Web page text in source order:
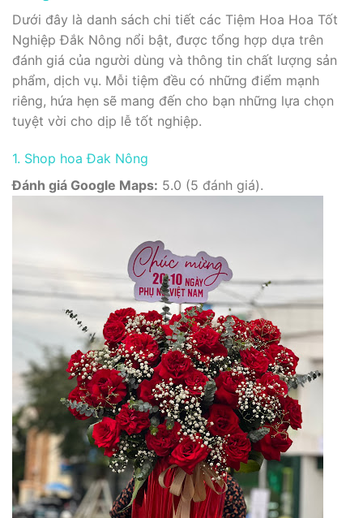
Dưới đây là danh sách chi tiết các Tiệm Hoa Hoa Tốt
Nghiệp Đắk Nông nổi bật, được tổng hợp dựa trên
đánh giá của người dùng và thông tin chất lượng sản
phẩm, dịch vụ. Mỗi tiệm đều có những điểm mạnh
riêng, hứa hẹn sẽ mang đến cho bạn những lựa chọn
tuyệt vời cho dịp lễ tốt nghiệp.
1. Shop hoa Đak Nông
Đánh giá Google Maps: 5.0 (5 đánh giá).